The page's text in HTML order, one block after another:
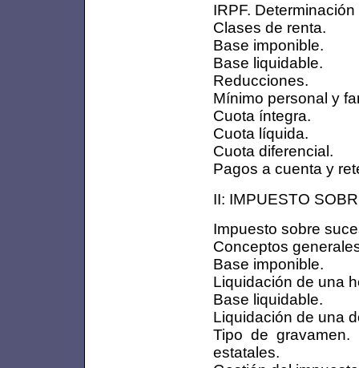
IRPF.
Clases de renta.
Base imponible.
Base liquidable.
Reducciones.
Mínimo personal y
Cuota íntegra.
Cuota líquida.
Cuota diferencial.
Pagos a cuenta y
II: IMPUESTO
Impuesto sobre
Conceptos
Base imponible.
Liquidación de una
Base liquidable.
Liquidación de una
Tipo de gravamen.
estatales.